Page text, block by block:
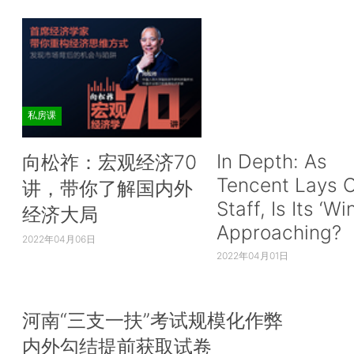
私房课
向松祚：宏观经济70
讲，带你了解国内外
经济大局
2022年04月06日
In Depth: As
Tencent Lays
Staff, Is Its
Approaching?
2022年04月01日
河南“三支一扶”考试规模化作弊
内外勾结提前获取试卷